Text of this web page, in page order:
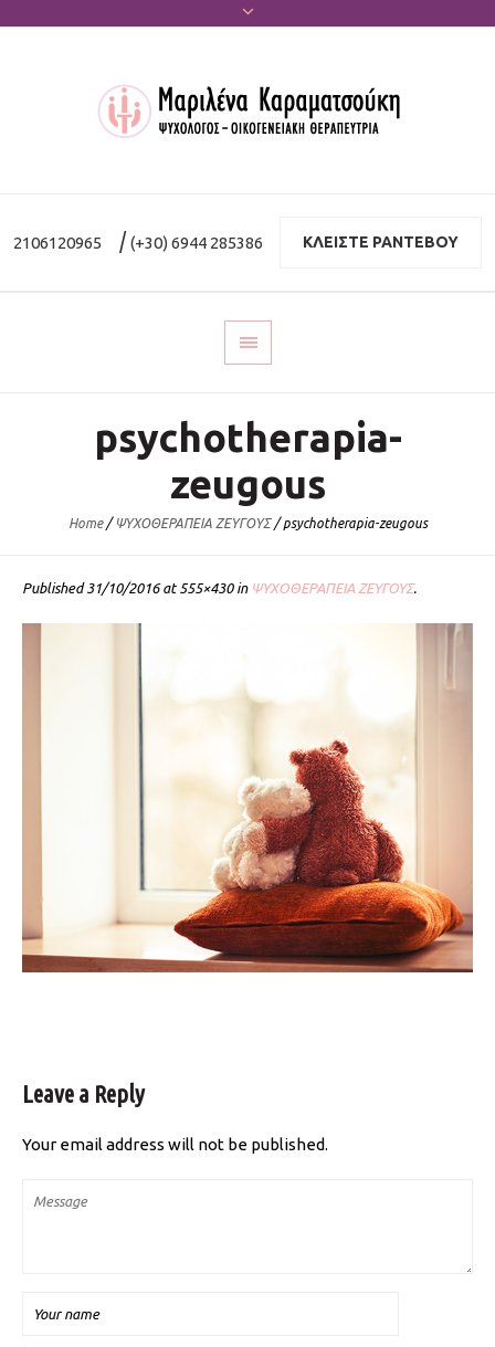
2106120965 |(+30) 6944 285386 ΚΛΕΙΣΤΕ ΡΑΝΤΕΒΟΥ
psychotherapia-
zeugous
Home / ΨΥΧΟΘΕΡΑΠΕΙΑ ΖΕΥΓΟΥΣ / psychotherapia-zeugous
Published31/10/2016at 555×430 in ΨΥΧΟΘΕΡΑΠΕΙΑ ΖΕΥΓΟΥΣ.
Leave a Reply
Your email address will not be published.